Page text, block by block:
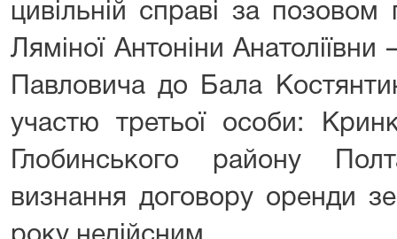
цивільній справі за позовом
Ляміної Антоніни
Павловича до Бала
участю третьої особи:
Глобинського району
визнання договору оренди